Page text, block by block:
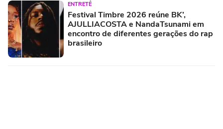
ENTRETÊ
Festival Timbre 2026 reúne BK’,
AJULLIACOSTA e NandaTsunami em
encontro de diferentes gerações do rap
brasileiro